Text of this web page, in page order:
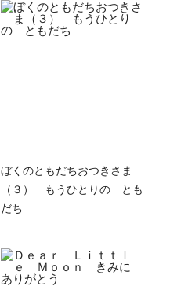
ぼくのともだちおつきさま
（３） もうひとりの とも
だち